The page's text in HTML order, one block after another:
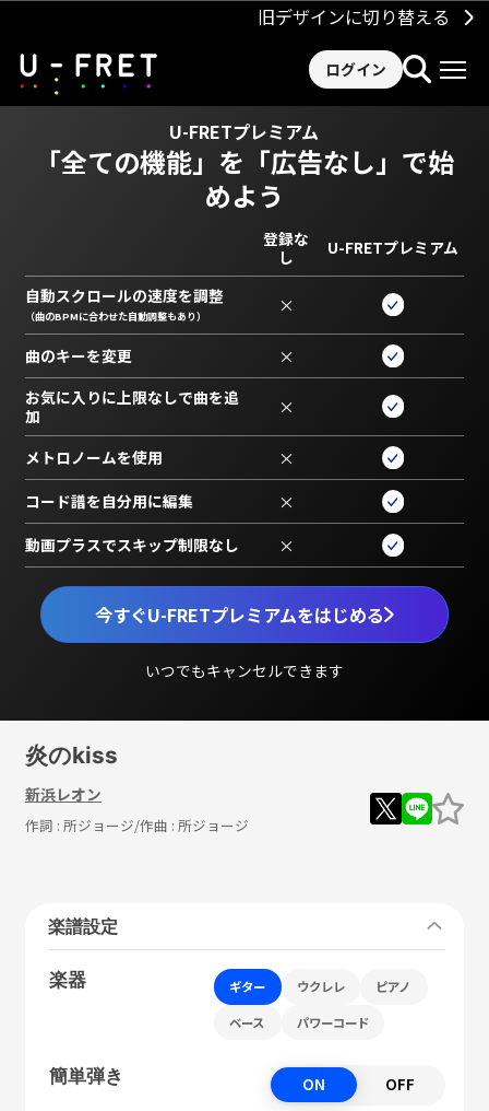
旧デザインに切り替える
ログイン
U-FRETプレミアム
「全ての機能」を 「広告なし」で始
めよう
今すぐU-FRETプレミアムをはじめる
いつでもキャンセルできます
登録な
し
U-FRETプレミアム
自動スクロールの速度を調整
（曲のBPMに合わせた自動調整もあり） ×
曲のキーを変更 ×
お気に入りに上限なしで曲を追
加
×
メトロノームを使用 ×
コード譜を自分用に編集 ×
動画プラスでスキップ制限なし ×
炎のkiss
新浜レオン
作詞 : 所ジョージ/作曲 : 所ジョージ
楽譜設定
楽器 ギター ウクレレ ピアノ
ベース パワーコード
簡単弾き ON OFF